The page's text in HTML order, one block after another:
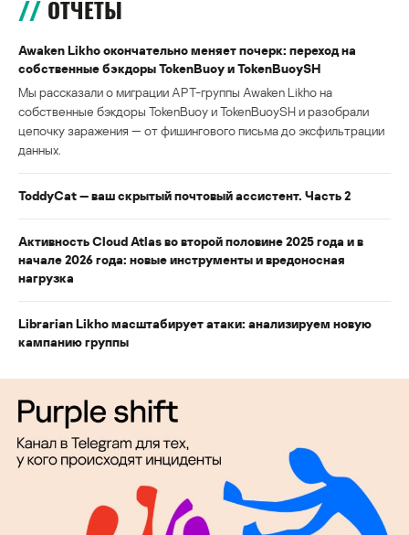
ОТЧЕТЫ
Awaken Likho окончательно меняет почерк: переход на
собственные бэкдоры TokenBuoy и TokenBuoySH
Мы рассказали о миграции APT-группы Awaken Likho на
собственные бэкдоры TokenBuoy и TokenBuoySH и разобрали
цепочку заражения — от фишингового письма до эксфильтрации
данных.
ToddyCat — ваш скрытый почтовый ассистент. Часть 2
Активность Cloud Atlas во второй половине 2025 года и в
начале 2026 года: новые инструменты и вредоносная
нагрузка
Librarian Likho масштабирует атаки: анализируем новую
кампанию группы